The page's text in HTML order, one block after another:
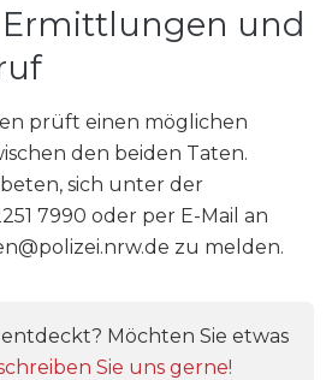
Ermittlungen und
prüft einen möglichen
den beiden Taten.
sich unter der
7990 oder per E-Mail an
zu melden.
Möchten Sie etwas
Sie uns gerne!